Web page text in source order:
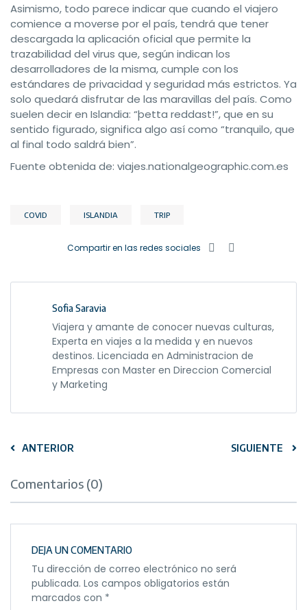
Asimismo, todo parece indicar que cuando el viajero
comience a moverse por el país, tendrá que tener
descargada la aplicación oficial que permite la
trazabilidad del virus que, según indican los
desarrolladores de la misma, cumple con los
estándares de privacidad y seguridad más estrictos. Ya
solo quedará disfrutar de las maravillas del país. Como
suelen decir en Islandia: “þetta reddast!”, que en su
sentido figurado, significa algo así como “tranquilo, que
al final todo saldrá bien”.
Fuente obtenida de: viajes.nationalgeographic.com.es
COVID ISLANDIA TRIP
Compartir en las redes sociales
Sofia Saravia
Viajera y amante de conocer nuevas culturas,
Experta en viajes a la medida y en nuevos
destinos. Licenciada en Administracion de
Empresas con Master en Direccion Comercial
y Marketing
ANTERIOR SIGUIENTE
Comentarios (0)
DEJA UN COMENTARIO
Tu dirección de correo electrónico no será
publicada. Los campos obligatorios están
marcados con *